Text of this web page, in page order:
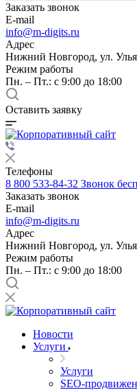
Заказать звонок
E-mail
info@m-digits.ru
Адрес
Нижний Новгород, ул.
Режим работы
Пн. – Пт.: с 9:00 до 18:00
Оставить заявку
Телефоны
8 800 533-84-32 Звонок
Заказать звонок
E-mail
info@m-digits.ru
Адрес
Нижний Новгород, ул.
Режим работы
Пн. – Пт.: с 9:00 до 18:00
Новости
Услуги
Услуги
SEO-